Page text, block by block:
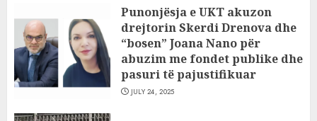
Punonjësja e UKT akuzon
drejtorin Skerdi Drenova dhe
“bosen” Joana Nano për
abuzim me fondet publike dhe
pasuri të pajustifikuar
JULY 24, 2025